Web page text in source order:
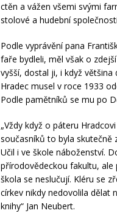
ctěn a vážen všemi svými
stolové a hudební
Podle vyprávění pana
faře bydleli, měl však o
vyšší, dostal ji, i když
Hradec musel v roce 1933
Podle pamětníků se mu po
„Vždy když o páteru
současníků to byla skutečně
Učil i ve škole náboženství.
přírodovědeckou fakultu,
škola se neslučují. Kléru se
církev nikdy nedovolila dělat
knihy“ Jan Neubert.